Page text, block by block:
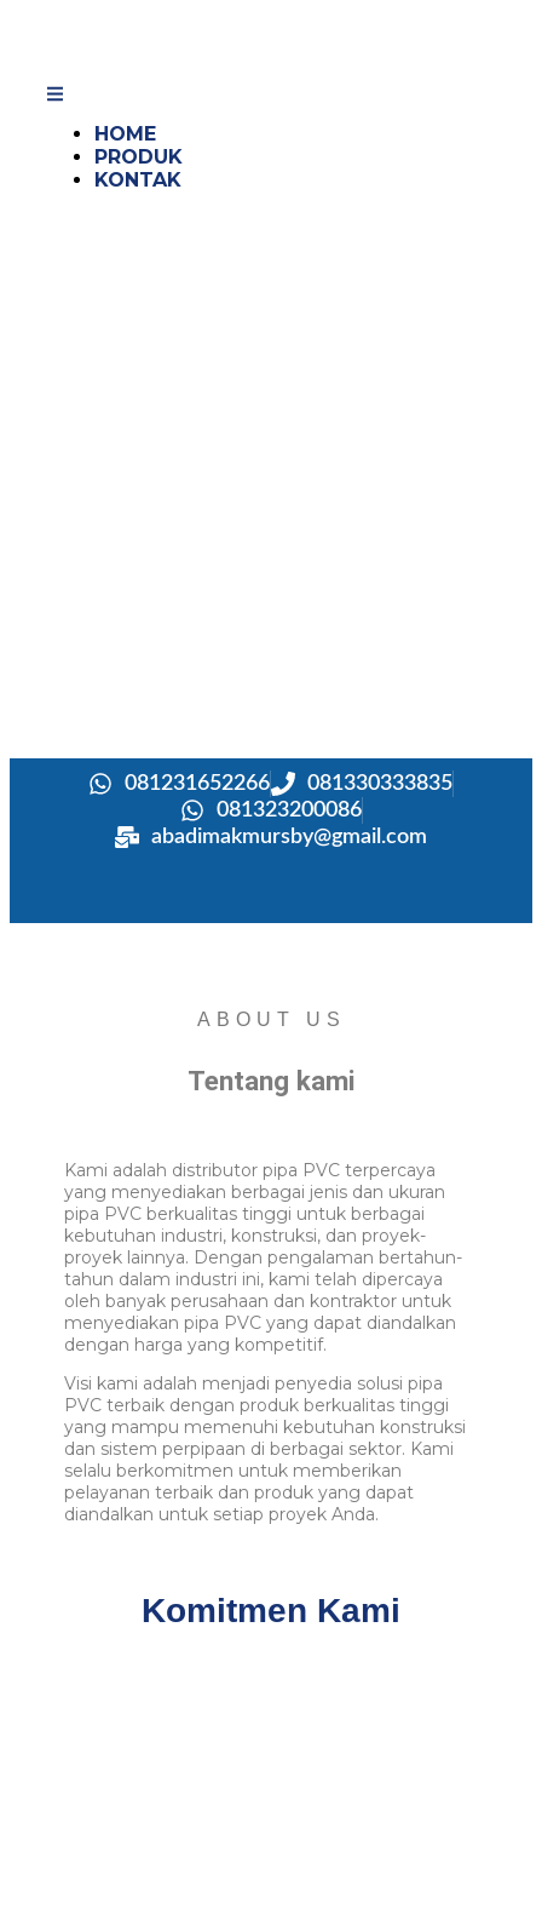
HOME
PRODUK
KONTAK
081231652266
081330333835
081323200086
abadimakmursby@gmail.com
ABOUT US
Tentang kami
Kami adalah distributor pipa PVC terpercaya
yang menyediakan berbagai jenis dan ukuran
pipa PVC berkualitas tinggi untuk berbagai
kebutuhan industri, konstruksi, dan proyek-
proyek lainnya. Dengan pengalaman bertahun-
tahun dalam industri ini, kami telah dipercaya
oleh banyak perusahaan dan kontraktor untuk
menyediakan pipa PVC yang dapat diandalkan
dengan harga yang kompetitif.
Visi kami adalah menjadi penyedia solusi pipa
PVC terbaik dengan produk berkualitas tinggi
yang mampu memenuhi kebutuhan konstruksi
dan sistem perpipaan di berbagai sektor. Kami
selalu berkomitmen untuk memberikan
pelayanan terbaik dan produk yang dapat
diandalkan untuk setiap proyek Anda.
Komitmen Kami